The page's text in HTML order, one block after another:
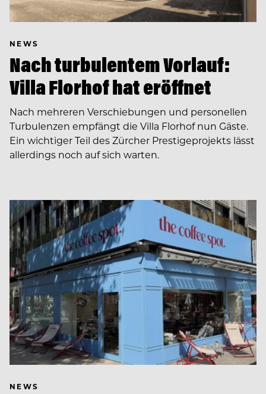
NEWS
Nach turbulentem Vorlauf:
Villa Florhof hat eröffnet
Nach mehreren Verschiebungen und personellen
Turbulenzen empfängt die Villa Florhof nun Gäste.
Ein wichtiger Teil des Zürcher Prestigeprojekts lässt
allerdings noch auf sich warten.
NEWS